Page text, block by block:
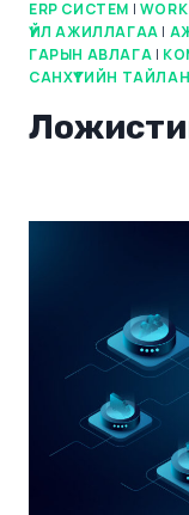
ERP СИСТЕМ |
ҮЙЛ АЖИЛЛАГАА |
ГАРЫН АВЛАГА |
САНХҮҮГИЙН ТАЙЛАН